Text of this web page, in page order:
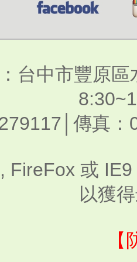
台中市豐原
傳真
FireFox 或
以獲